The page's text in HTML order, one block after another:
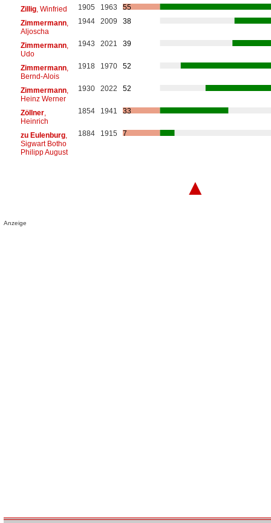
Zillig, Winfried 1905 1963
55
Zimmermann,
Aljoscha
1944 2009 38
Zimmermann,
Udo
1943 2021 39
Zimmermann,
Bernd-Alois
1918 1970 52
Zimmermann,
Heinz Werner
1930 2022 52
Zöllner,
Heinrich
1854 1941 33
zu Eulenburg,
Sigwart Botho
Philipp August
1884 1915 7
▲
Anzeige